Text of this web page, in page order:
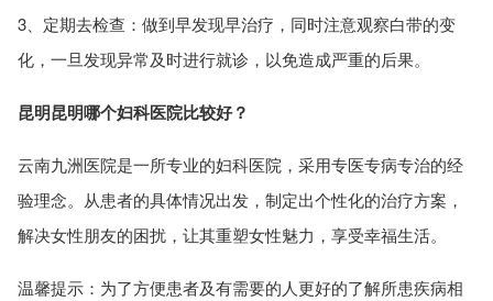
3、定期去检查：做到早发现早治疗，同时注意观察白带的变
化，一旦发现异常及时进行就诊，以免造成严重的后果。
昆明昆明哪个妇科医院比较好？
云南九洲医院是一所专业的妇科医院，采用专医专病专治的经
验理念。从患者的具体情况出发，制定出个性化的治疗方案，
解决女性朋友的困扰，让其重塑女性魅力，享受幸福生活。
温馨提示：为了方便患者及有需要的人更好的了解所患疾病相